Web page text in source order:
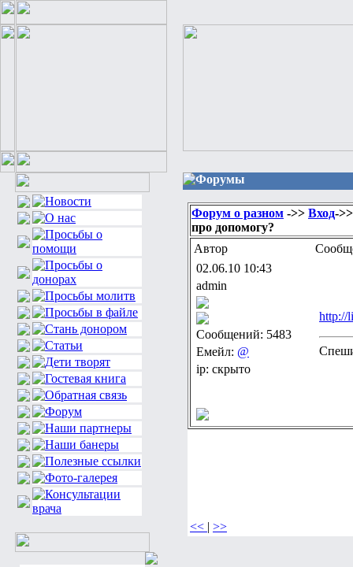
Форумы
Форум о разном ->> Вход-
про допомогу?
Автор
02.06.10 10:43
admin
Сообщений: 5483
Емейл: @
ip: скрыто
http://
<< | >>